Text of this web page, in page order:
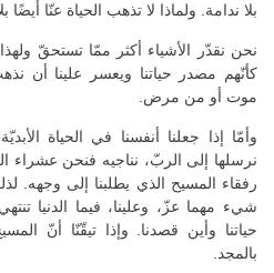
بلا ندامة. ولماذا لا تذهب الحياة عنّا أيضًا
نحن نقدّر الأشياء أكثر ممّا تستحقّ
كأنّهم مصدر حياتنا ويعسر علينا أن
موت أو من مرض.
وأمّا إذا جعلنا أنفسنا في الحياة
نرسلها إلى الربّ، نناجيه فنحن عشراء
رفقاء المسيح الذي يطلبنا إلى
شيء مهما عزّ، وعلينا، فيما الدنيا
حياتنا وأين قصدنا. وإذا تيقّنّا أنّ
بالمجد.